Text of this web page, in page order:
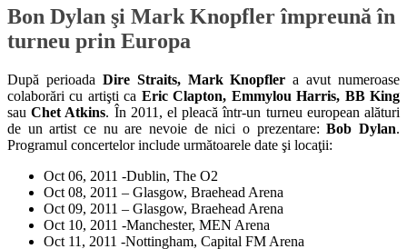
Bon Dylan şi Mark Knopfler împreună în
turneu prin Europa
După perioada Dire Straits, Mark Knopfler a avut numeroase
colaborări cu artişti ca Eric Clapton, Emmylou Harris, BB King
sauChet Atkins. În 2011, el pleacă într-un turneu european alături
de un artist ce nu are nevoie de nici o prezentare:Bob Dylan.
Programul concertelor include următoarele date şi locaţii:
Oct 06, 2011 -Dublin, The O2
Oct 08, 2011 – Glasgow, Braehead Arena
Oct 09, 2011 – Glasgow, Braehead Arena
Oct 10, 2011 -Manchester, MEN Arena
Oct 11, 2011 -Nottingham, Capital FM Arena